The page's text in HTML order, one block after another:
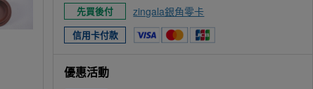
先買後付 zingala銀角零卡
信用卡付款
優惠活動